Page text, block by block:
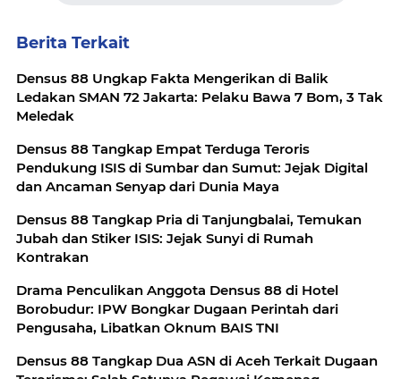
Berita Terkait
Densus 88 Ungkap Fakta Mengerikan di Balik
Ledakan SMAN 72 Jakarta: Pelaku Bawa 7 Bom, 3 Tak
Meledak
Densus 88 Tangkap Empat Terduga Teroris
Pendukung ISIS di Sumbar dan Sumut: Jejak Digital
dan Ancaman Senyap dari Dunia Maya
Densus 88 Tangkap Pria di Tanjungbalai, Temukan
Jubah dan Stiker ISIS: Jejak Sunyi di Rumah
Kontrakan
Drama Penculikan Anggota Densus 88 di Hotel
Borobudur: IPW Bongkar Dugaan Perintah dari
Pengusaha, Libatkan Oknum BAIS TNI
Densus 88 Tangkap Dua ASN di Aceh Terkait Dugaan